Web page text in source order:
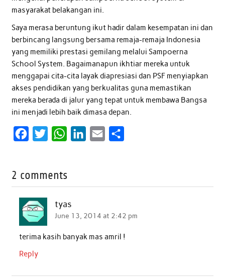
masyarakat belakangan ini.
Saya merasa beruntung ikut hadir dalam kesempatan ini dan
berbincang langsung bersama remaja-remaja Indonesia
yang memiliki prestasi gemilang melalui Sampoerna
School System. Bagaimanapun ikhtiar mereka untuk
menggapai cita-cita layak diapresiasi dan PSF menyiapkan
akses pendidikan yang berkualitas guna memastikan
mereka berada di jalur yang tepat untuk membawa Bangsa
ini menjadi lebih baik dimasa depan.
e
o
o
k
t
W
t
A
p
n
2 comments
tyas
June 13, 2014 at 2:42 pm
terima kasih banyak mas amril !
Reply